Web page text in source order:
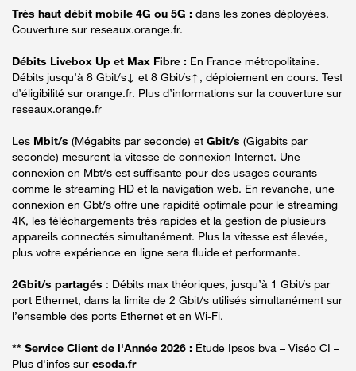
Très haut débit mobile 4G ou 5G : dans les zones déployées.
Couverture sur reseaux.orange.fr.
Débits Livebox Up et Max Fibre : En France métropolitaine.
Débits jusqu’à 8 Gbit/s↓ et 8 Gbit/s↑, déploiement en cours. Test
d’éligibilité sur orange.fr. Plus d’informations sur la couverture sur
reseaux.orange.fr
Les Mbit/s (Mégabits par seconde) et Gbit/s (Gigabits par
seconde) mesurent la vitesse de connexion Internet. Une
connexion en Mbt/s est suffisante pour des usages courants
comme le streaming HD et la navigation web. En revanche, une
connexion en Gbt/s offre une rapidité optimale pour le streaming
4K, les téléchargements très rapides et la gestion de plusieurs
appareils connectés simultanément. Plus la vitesse est élevée,
plus votre expérience en ligne sera fluide et performante.
2Gbit/s partagés : Débits max théoriques, jusqu’à 1 Gbit/s par
port Ethernet, dans la limite de 2 Gbit/s utilisés simultanément sur
l’ensemble des ports Ethernet et en Wi-Fi.
** Service Client de l'Année 2026 : Étude Ipsos bva – Viséo CI –
Plus d'infos sur escda.fr